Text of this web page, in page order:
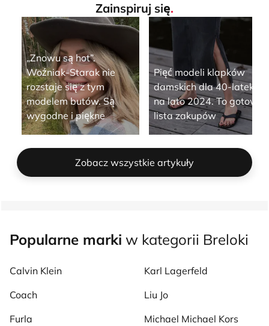
Zainspiruj się.
„Znowu są hot”.
Woźniak-Starak nie
rozstaje się z tym
modelem butów. Są
wygodne i piękne
Pięć modeli klapków
damskich dla 40-latek
na lato 2024. To gotowa
lista zakupów
Zobacz wszystkie artykuły
Popularne marki w kategorii Breloki
Calvin Klein
Coach
Furla
Karl Lagerfeld
Liu Jo
Michael Michael Kors